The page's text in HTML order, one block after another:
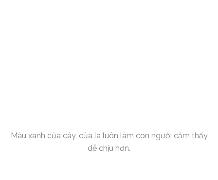
Màu xanh của cây, của lá luôn làm con người cảm thấy
dễ chịu hơn.